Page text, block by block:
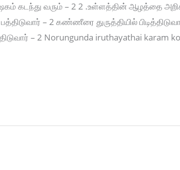
கடந்து வரும் – 2 2 .உள்ளத்தின் ஆழத்தை
– 2 கண்ணீரை துருத்தியில்
– 2 Norungunda iruthayathai karam